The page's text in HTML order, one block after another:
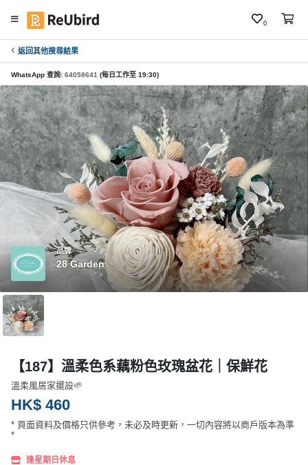
0
返回其他搜尋結果
WhatsApp 查詢: 64058641 (每日工作至 19:30)
繁
中
E
N
登
入
註
服
務
及
產
品
P
a
t
活
動
型
品牌
28 Garden
【187】溫柔色系藕粉色玫瑰盆花｜保鮮花
溫柔風居家擺設🌱
HK$ 460
* 頁面資料及價格只供參考，未必及時更新，一切內容將以商戶版本為準
*
逢星期日休息